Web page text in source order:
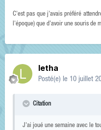
C'est pas que j'avais préféré
l'époque) que d'avoir une souris de
letha
Posté(e) le 10 juillet
Citation
J'ai joué une semaine avec le